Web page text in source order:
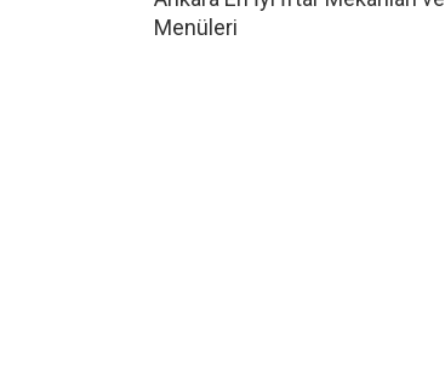
Menüleri